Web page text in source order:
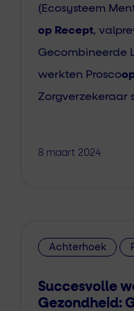
(Ecosysteem
op Recept,
Gecombineerde
werkten Prosco
Zorgverzekeraar
8 maart 2024
Achterhoek
Succesvolle
Gezondheid: